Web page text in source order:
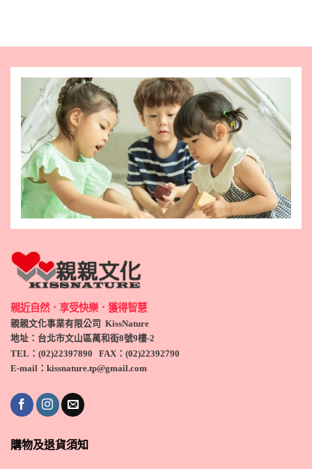
親近自然．享受快樂．獲得智慧
親親文化事業有限公司 KissNature
地址：台北市文山區萬和街8號9樓-2
TEL ：(02)22397890 FAX：(02)22392790
E-mail：kissnature.tp@gmail.com
購物及退貨須知